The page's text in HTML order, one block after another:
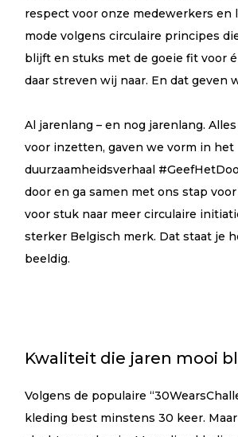
respect voor onze medewerkers en
mode volgens circulaire principes
blijft en stuks met de goeie fit voor
daar streven wij naar. En dat geven
Al jarenlang – en nog jarenlang.
voor inzetten, gaven we vorm in het
duurzaamheidsverhaal
door en ga samen met ons stap
voor stuk naar meer circulaire
sterker Belgisch merk. Dat staat je
beeldig.
Kwaliteit die jaren mooi
Volgens de populaire
kleding best minstens 30 keer.